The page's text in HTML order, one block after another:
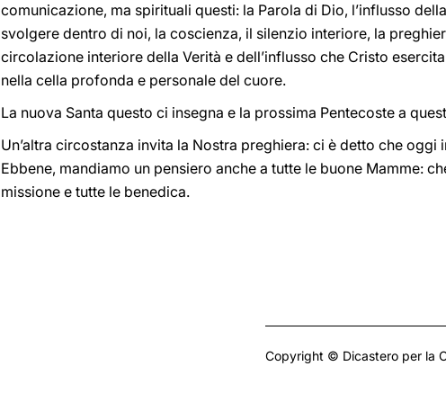
comunicazione, ma spirituali questi: la Parola di Dio, l’influsso
svolgere dentro di noi, la coscienza, il silenzio interiore, la
circolazione interiore della Verità e dell’influsso che Cristo
nella cella profonda e personale del cuore.
La nuova Santa questo ci insegna e la prossima Pentecoste a
Un’altra circostanza invita la Nostra preghiera: ci è detto che oggi
Ebbene, mandiamo un pensiero anche a tutte le buone Mamme:
missione e tutte le benedica.
Copyright © Dicastero per la